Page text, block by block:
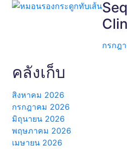
กรกฎ
คลังเก็บ
สิงหาคม 2026
กรกฎาคม 2026
มิถุนายน 2026
พฤษภาคม 2026
เมษายน 2026